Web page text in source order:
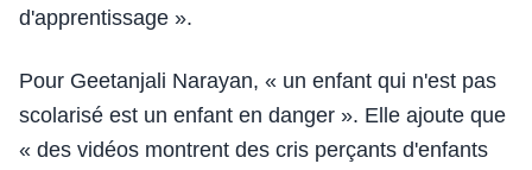
d'apprentissage ».
Pour Geetanjali Narayan, « un enfant qui n'est pas
scolarisé est un enfant en danger ». Elle ajoute que
« des vidéos montrent des cris perçants d'enfants